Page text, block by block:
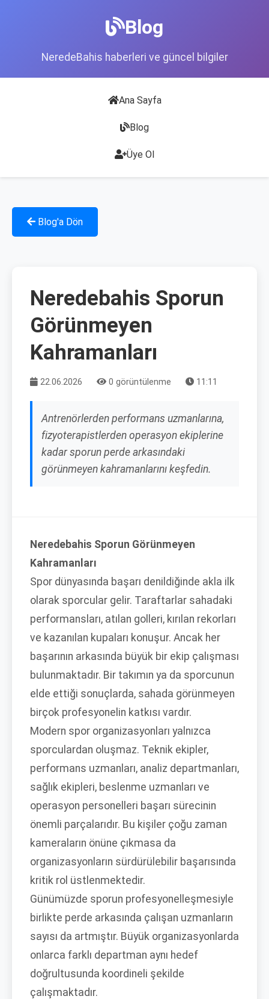
Blog
NeredeBahis haberleri ve güncel bilgiler
Ana Sayfa
Blog
Üye Ol
Blog'a Dön
Neredebahis Sporun
Görünmeyen
Kahramanları
22.06.2026 0 görüntülenme 11:11
Antrenörlerden performans uzmanlarına,
fizyoterapistlerden operasyon ekiplerine
kadar sporun perde arkasındaki
görünmeyen kahramanlarını keşfedin.
Neredebahis Sporun Görünmeyen
Kahramanları
Spor dünyasında başarı denildiğinde akla ilk
olarak sporcular gelir. Taraftarlar sahadaki
performansları, atılan golleri, kırılan rekorları
ve kazanılan kupaları konuşur. Ancak her
başarının arkasında büyük bir ekip çalışması
bulunmaktadır. Bir takımın ya da sporcunun
elde ettiği sonuçlarda, sahada görünmeyen
birçok profesyonelin katkısı vardır.
Modern spor organizasyonları yalnızca
sporculardan oluşmaz. Teknik ekipler,
performans uzmanları, analiz departmanları,
sağlık ekipleri, beslenme uzmanları ve
operasyon personelleri başarı sürecinin
önemli parçalarıdır. Bu kişiler çoğu zaman
kameraların önüne çıkmasa da
organizasyonların sürdürülebilir başarısında
kritik rol üstlenmektedir.
Günümüzde sporun profesyonelleşmesiyle
birlikte perde arkasında çalışan uzmanların
sayısı da artmıştır. Büyük organizasyonlarda
onlarca farklı departman aynı hedef
doğrultusunda koordineli şekilde
çalışmaktadır.